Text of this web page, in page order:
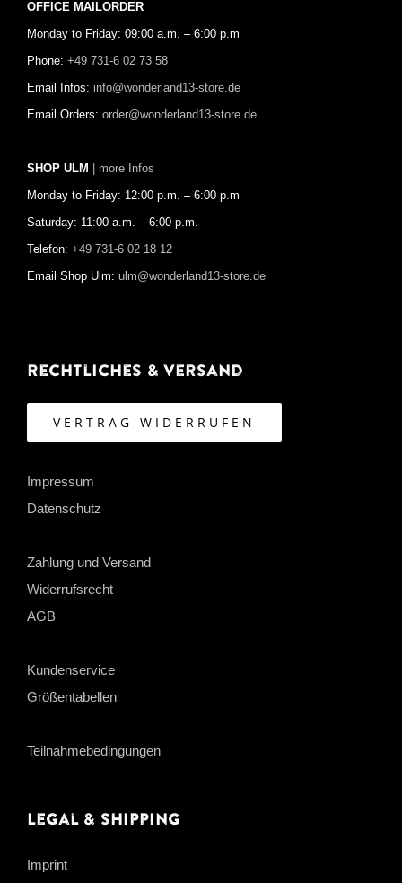
OFFICE MAILORDER
Monday to Friday: 09:00 a.m. – 6:00 p.m
Phone: +49 731-6 02 73 58
Email Infos: info@wonderland13-store.de
Email Orders: order@wonderland13-store.de
SHOP ULM | more Infos
Monday to Friday: 12:00 p.m. – 6:00 p.m
Saturday: 11:00 a.m. – 6:00 p.m.
Telefon: +49 731-6 02 18 12
Email Shop Ulm: ulm@wonderland13-store.de
Rechtliches & Versand
VERTRAG WIDERRUFEN
Impressum
Datenschutz
Zahlung und Versand
Widerrufsrecht
AGB
Kundenservice
Größentabellen
Teilnahmebedingungen
Legal & Shipping
Imprint